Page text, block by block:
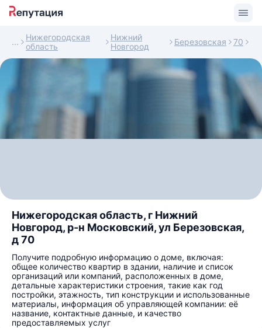
Нижегородская
область
Нижний
Новгород
Березовская 70
Нижегородская область, г Нижний
Новгород, р-н Московский, ул Березовская,
д 70
Получите подробную информацию о доме, включая:
общее количество квартир в здании, наличие и список
организаций или компаний, расположенных в доме,
детальные характеристики строения, такие как год
постройки, этажность, тип конструкции и использованные
материалы, информация об управляющей компании: её
название, контактные данные, и качество
предоставляемых услуг